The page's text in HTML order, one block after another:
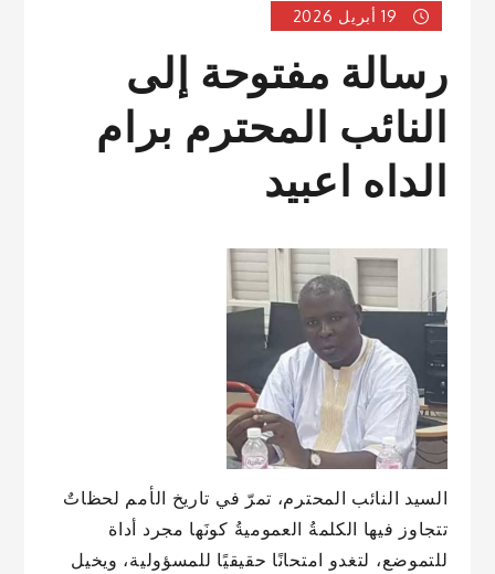
19 أبريل 2026
رسالة مفتوحة إلى
النائب المحترم برام
الداه اعبيد
السيد النائب المحترم، تمرّ في تاريخ الأمم لحظاتٌ
تتجاوز فيها الكلمةُ العموميةُ كونَها مجرد أداة
للتموضع، لتغدو امتحانًا حقيقيًا للمسؤولية، ويخيل